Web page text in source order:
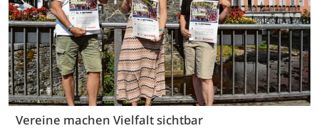
Vereine machen Vielfalt sichtbar